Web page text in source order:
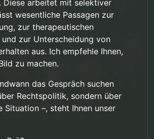
Diese arbeitet mit selektiver
wesentliche Passagen zur
zur therapeutischen
zur Unterscheidung von
aus. Ich empfehle Ihnen,
zu machen.
das Gespräch suchen
Rechtspolitik, sondern über
Situation –, steht Ihnen unser